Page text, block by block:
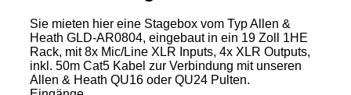
Sie mieten hier eine Stagebox vom Typ Allen &
Heath GLD-AR0804, eingebaut in ein 19 Zoll 1HE
Rack, mit 8x Mic/Line XLR Inputs, 4x XLR Outputs,
inkl. 50m Cat5 Kabel zur Verbindung mit unseren
Allen & Heath QU16 oder QU24 Pulten.